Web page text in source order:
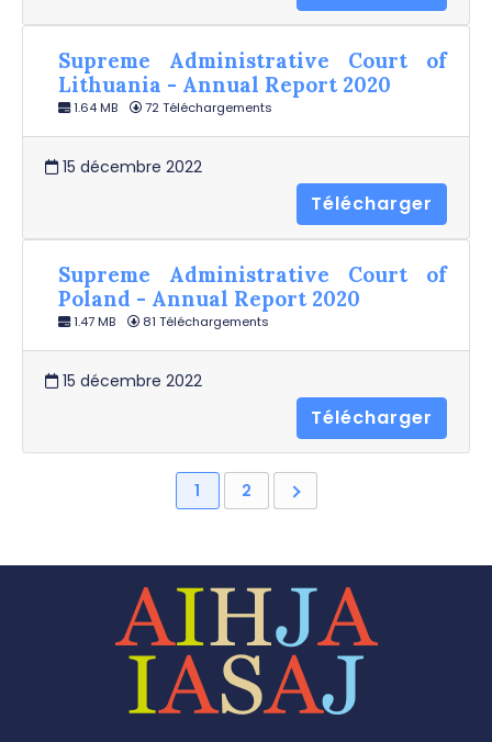
Supreme Administrative Court of
Lithuania - Annual Report 2020
1.64 MB 72 Téléchargements
15 décembre 2022
Télécharger
Supreme Administrative Court of
Poland - Annual Report 2020
1.47 MB 81 Téléchargements
15 décembre 2022
Télécharger
1 2